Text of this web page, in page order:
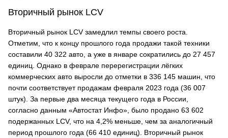
Вторичный рынок LCV
Вторичный рынок LCV замедлил темпы своего роста.
Отметим, что к концу прошлого года продажи такой техники
составили 40 322 авто, а уже в январе сократились до 27 457
единиц. Однако в феврале перерегистрации лёгких
коммерческих авто выросли до отметки в 336 145 машин, что
почти соответствует продажам февраля 2023 года (36 007
штук). За первые два месяца текущего года в России,
согласно данным «Автостат Инфо», было продано 63 602
подержанных LCV, что на 4,2% меньше, чем за аналогичный
период прошлого года (66 410 единиц). Вторичный рынок